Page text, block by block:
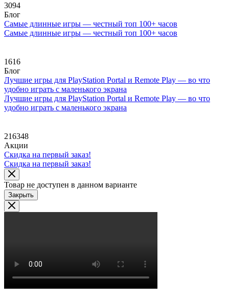
3094
Блог
Самые длинные игры — честный топ 100+ часов
Самые длинные игры — честный топ 100+ часов
1616
Блог
Лучшие игры для PlayStation Portal и Remote Play — во что
удобно играть с маленького экрана
Лучшие игры для PlayStation Portal и Remote Play — во что
удобно играть с маленького экрана
216348
Акции
Скидка на первый заказ!
Скидка на первый заказ!
Товар не доступен в данном варианте
Закрыть